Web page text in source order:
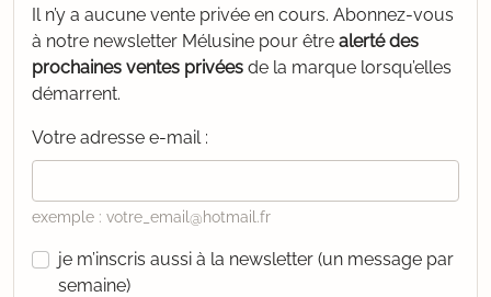
Il n’y a aucune vente privée en cours. Abonnez-vous
à notre newsletter Mélusine pour être alerté des
prochaines ventes privées de la marque lorsqu’elles
démarrent.
Votre adresse e-mail :
exemple : votre_email@hotmail.fr
je m’inscris aussi à la newsletter (un message par
semaine)